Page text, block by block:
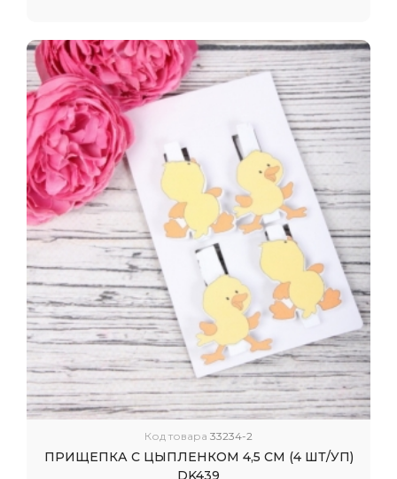
Код товара 33234-2
ПРИЩЕПКА С ЦЫПЛЕНКОМ 4,5 СМ (4 ШТ/УП)
DK439